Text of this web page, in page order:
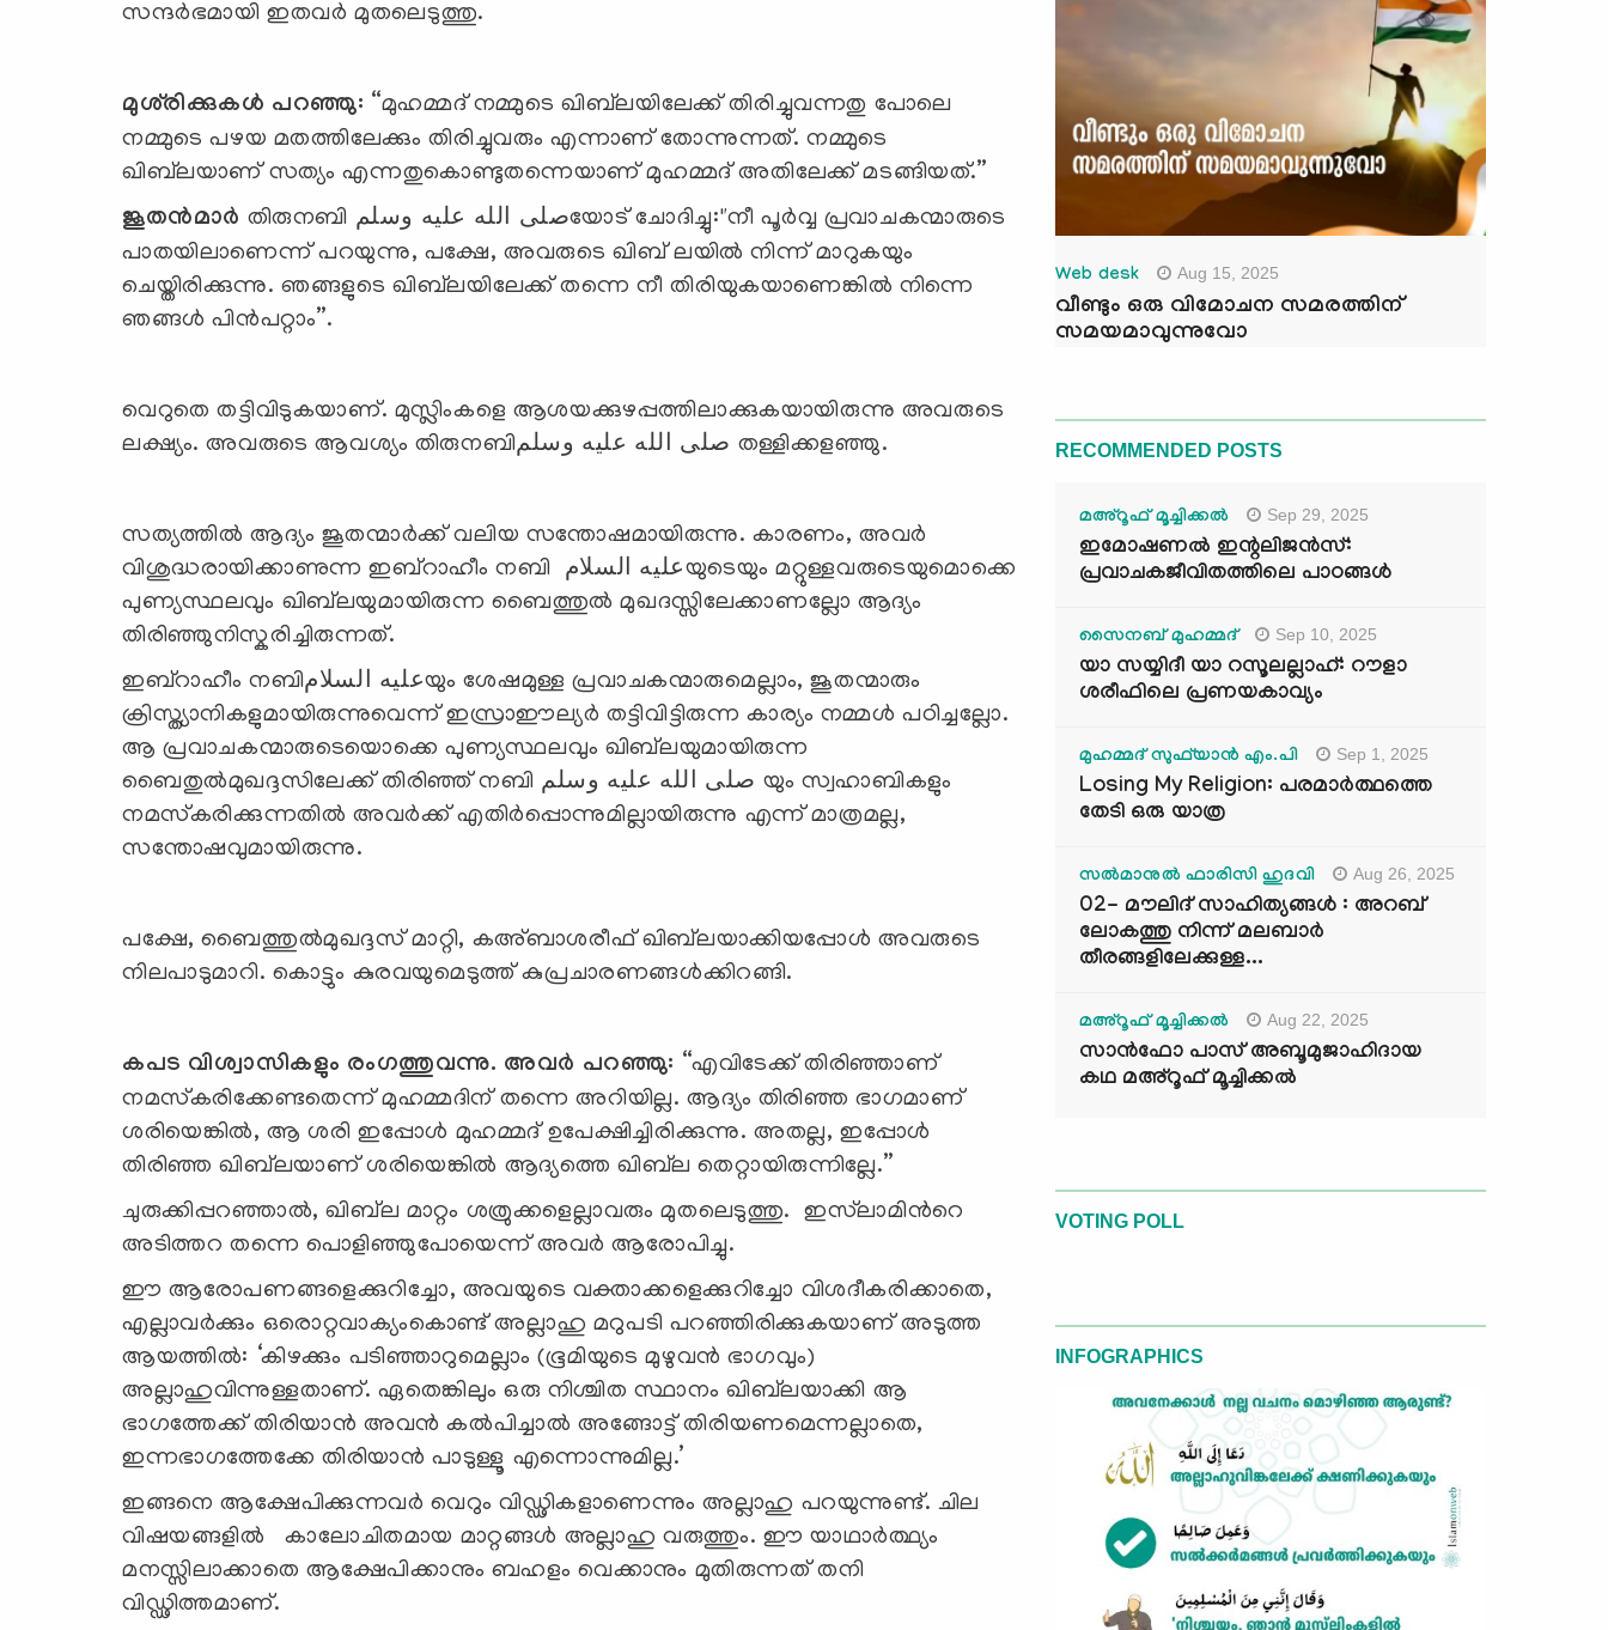
സന്ദര്‍ഭമായി ഇതവര്‍ മുതലെടുത്തു.
മുശ്‌രിക്കുകള്‍ പറഞ്ഞു: “മുഹമ്മദ് നമ്മുടെ ഖിബ്‌ലയിലേക്ക് തിരിച്ചുവന്നതു പോലെ
നമ്മുടെ പഴയ മതത്തിലേക്കും തിരിച്ചുവരും എന്നാണ് തോന്നുന്നത്. നമ്മുടെ
ഖിബ്‌ലയാണ് സത്യം എന്നതുകൊണ്ടുതന്നെയാണ് മുഹമ്മദ് അതിലേക്ക് മടങ്ങിയത്.”
ജൂതന്‍മാര്‍ തിരുനബി صلى الله عليه وسلمയോട് ചോദിച്ചു:"നീ പൂര്‍വ്വ പ്രവാചകന്മാരുടെ
പാതയിലാണെന്ന് പറയുന്നു, പക്ഷേ, അവരുടെ ഖിബ് ലയില്‍ നിന്ന് മാറുകയും
ചെയ്തിരിക്കുന്നു. ഞങ്ങളുടെ ഖിബ്‍ലയിലേക്ക്‌ തന്നെ നീ തിരിയുകയാണെങ്കില്‍ നിന്നെ
ഞങ്ങള്‍ പിന്‍പറ്റാം”.
വെറുതെ തട്ടിവിടുകയാണ്. മുസ്ലിംകളെ ആശയക്കുഴപ്പത്തിലാക്കുകയായിരുന്നു അവരുടെ
ലക്ഷ്യം. അവരുടെ ആവശ്യം തിരുനബിصلى الله عليه وسلم തള്ളിക്കളഞ്ഞു.
സത്യത്തില്‍ ആദ്യം ജൂതന്മാര്‍ക്ക് വലിയ സന്തോഷമായിരുന്നു. കാരണം, അവര്‍
വിശുദ്ധരായിക്കാണുന്ന ഇബ്റാഹീം നബി عليه السلامയുടെയും മറ്റുള്ളവരുടെയുമൊക്കെ
പുണ്യസ്ഥലവും ഖിബ്‍ലയുമായിരുന്ന ബൈത്തുല്‍ മുഖദസ്സിലേക്കാണല്ലോ ആദ്യം
തിരിഞ്ഞുനിസ്കരിച്ചിരുന്നത്.
ഇബ്‌റാഹീം നബിعليه السلامയും ശേഷമുള്ള പ്രവാചകന്മാരുമെല്ലാം, ജൂതന്മാരും
ക്രിസ്ത്യാനികളുമായിരുന്നുവെന്ന് ഇസ്രാഈല്യര്‍ തട്ടിവിട്ടിരുന്ന കാര്യം നമ്മള്‍ പഠിച്ചല്ലോ.
ആ പ്രവാചകന്മാരുടെയൊക്കെ പുണ്യസ്ഥലവും ഖിബ്‌ലയുമായിരുന്ന
ബൈതുല്‍മുഖദ്ദസിലേക്ക് തിരിഞ്ഞ് നബി صلى الله عليه وسلم യും സ്വഹാബികളും
നമസ്‌കരിക്കുന്നതില്‍ അവര്‍ക്ക് എതിര്‍പ്പൊന്നുമില്ലായിരുന്നു എന്ന് മാത്രമല്ല,
സന്തോഷവുമായിരുന്നു.
പക്ഷേ, ബൈത്തുല്‍മുഖദ്ദസ് മാറ്റി, കഅ്ബാശരീഫ് ഖിബ്‌ലയാക്കിയപ്പോള്‍ അവരുടെ
നിലപാടുമാറി. കൊട്ടും കുരവയുമെടുത്ത് കുപ്രചാരണങ്ങള്‍ക്കിറങ്ങി.
കപട വിശ്വാസികളും രംഗത്തുവന്നു. അവര്‍ പറഞ്ഞു: “എവിടേക്ക് തിരിഞ്ഞാണ്
നമസ്‌കരിക്കേണ്ടതെന്ന് മുഹമ്മദിന് തന്നെ അറിയില്ല. ആദ്യം തിരിഞ്ഞ ഭാഗമാണ്
ശരിയെങ്കില്‍, ആ ശരി ഇപ്പോള്‍ മുഹമ്മദ് ഉപേക്ഷിച്ചിരിക്കുന്നു. അതല്ല, ഇപ്പോള്‍
തിരിഞ്ഞ ഖിബ്‌ലയാണ് ശരിയെങ്കില്‍ ആദ്യത്തെ ഖിബ്‍ല തെറ്റായിരുന്നില്ലേ.”
ചുരുക്കിപ്പറഞ്ഞാല്‍, ഖിബ്‌ല മാറ്റം ശത്രുക്കളെല്ലാവരും മുതലെടുത്തു. ഇസ്‍ലാമിന്‍റെ
അടിത്തറ തന്നെ പൊളിഞ്ഞുപോയെന്ന് അവര്‍ ആരോപിച്ചു.
ഈ ആരോപണങ്ങളെക്കുറിച്ചോ, അവയുടെ വക്താക്കളെക്കുറിച്ചോ വിശദീകരിക്കാതെ,
എല്ലാവര്‍ക്കും ഒരൊറ്റവാക്യംകൊണ്ട് അല്ലാഹു മറുപടി പറഞ്ഞിരിക്കുകയാണ് അടുത്ത
ആയത്തില്‍: ‘കിഴക്കും പടിഞ്ഞാറുമെല്ലാം (ഭൂമിയുടെ മുഴുവന്‍ ഭാഗവും)
അല്ലാഹുവിന്നുള്ളതാണ്. ഏതെങ്കിലും ഒരു നിശ്ചിത സ്ഥാനം ഖിബ്‌ലയാക്കി ആ
ഭാഗത്തേക്ക് തിരിയാന്‍ അവന്‍ കല്‍പിച്ചാല്‍ അങ്ങോട്ട് തിരിയണമെന്നല്ലാതെ,
ഇന്നഭാഗത്തേക്കേ തിരിയാന്‍ പാടുള്ളൂ എന്നൊന്നുമില്ല.’
ഇങ്ങനെ ആക്ഷേപിക്കുന്നവര്‍ വെറും വിഡ്ഢികളാണെന്നും അല്ലാഹു പറയുന്നുണ്ട്. ചില
വിഷയങ്ങളില്‍ കാലോചിതമായ മാറ്റങ്ങള്‍ അല്ലാഹു വരുത്തും. ഈ യാഥാര്‍ത്ഥ്യം
മനസ്സിലാക്കാതെ ആക്ഷേപിക്കാനും ബഹളം വെക്കാനും മുതിരുന്നത് തനി
വിഡ്ഢിത്തമാണ്.
Web desk Aug 15, 2025
വീണ്ടും ഒരു വിമോചന സമരത്തിന്
സമയമാവുന്നുവോ
RECOMMENDED POSTS
മഅ്റൂഫ് മൂച്ചിക്കല്‍ Sep 29, 2025
ഇമോഷണൽ ഇന്റലിജൻസ്:
പ്രവാചകജീവിതത്തിലെ പാഠങ്ങൾ
സൈനബ് മുഹമ്മദ് Sep 10, 2025
യാ സയ്യിദീ യാ റസൂലല്ലാഹ്: റൗളാ
ശരീഫിലെ പ്രണയകാവ്യം
മുഹമ്മദ് സുഫ്‌യാൻ എം.പി Sep 1, 2025
Losing My Religion: പരമാർത്ഥത്തെ
തേടി ഒരു യാത്ര
സൽമാനുൽ ഫാരിസി ഹുദവി Aug 26, 2025
02- മൗലിദ് സാഹിത്യങ്ങൾ : അറബ്
ലോകത്തു നിന്ന് മലബാർ
തീരങ്ങളിലേക്കുള്ള...
മഅ്റൂഫ് മൂച്ചിക്കല്‍ Aug 22, 2025
സാൻഫോ പാസ് അബൂമുജാഹിദായ
കഥ മഅ്റൂഫ് മൂച്ചിക്കല്‍
VOTING POLL
INFOGRAPHICS